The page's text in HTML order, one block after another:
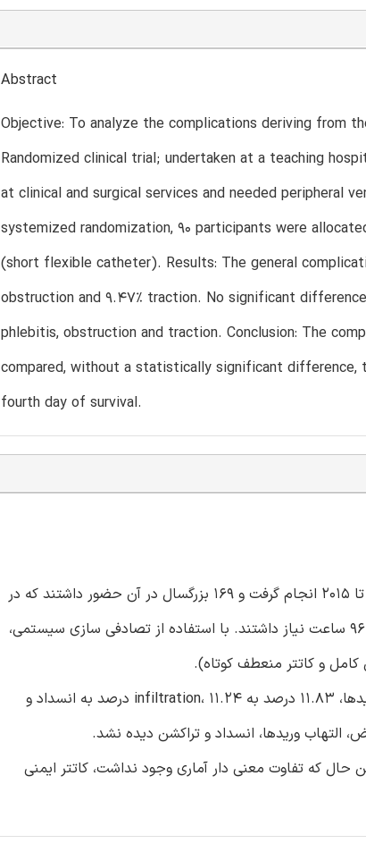
Abstract
Objective: To analyze the complications deriving from
Randomized clinical trial; undertaken at a teaching
at clinical and surgical services and needed peripheral
systemized randomization, 90 participants were
(short flexible catheter). Results: The general
obstruction and 9.47% traction. No significant
phlebitis, obstruction and traction. Conclusion: The
compared, without a statistically significant
fourth day of survival.
روش ها: آزمایش بالینی تصادفی که در یک بیمارستان آموزشی در بین سالهای 2012 تا 2015 انجام گرفت و 169 بزرگسال در آن حضور داشتند که در
بخش های بالینی و جراحی بستری شده و به تزریق محیطی با زمان بستری بیش از 96 ساعت نیاز داشتند. با استفاده از تصادفی سازی سیستمی،
نتایج: نرخ عوارض عمومی برابر 55.62 درصد بود و 18.34 درصد مبتلا به التهاب وریدها، 11.83 درصد به infiltration، 11.24 درصد به انسداد و
حال که تفاوت معنی دار آماری وجود نداشت، کاتتر ایمنی